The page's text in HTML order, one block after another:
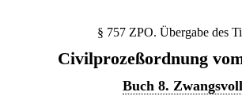
§ 757 ZPO. Übergabe des
Civilprozeßordnung
Buch 8.